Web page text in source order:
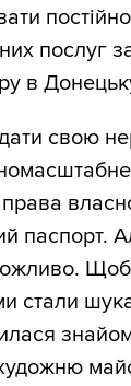
послуг
в
свою
паспорт.
стали